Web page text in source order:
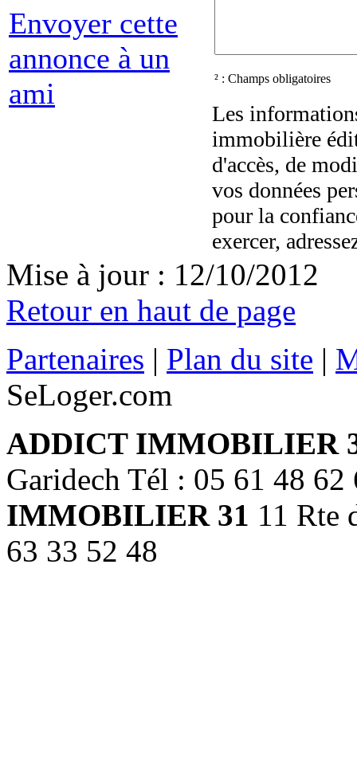
Envoyer cette
annonce à un
ami
² : Champs obligatoires
Les
immobilière
d'accès, de
vos données
pour la
exercer,
Mise à jour : 12/10/2012
Retour en haut de page
Partenaires | Plan du site |
SeLoger.com
ADDICT IMMOBILIER
Garidech Tél : 05 61 48
IMMOBILIER 31 11 Rte
63 33 52 48